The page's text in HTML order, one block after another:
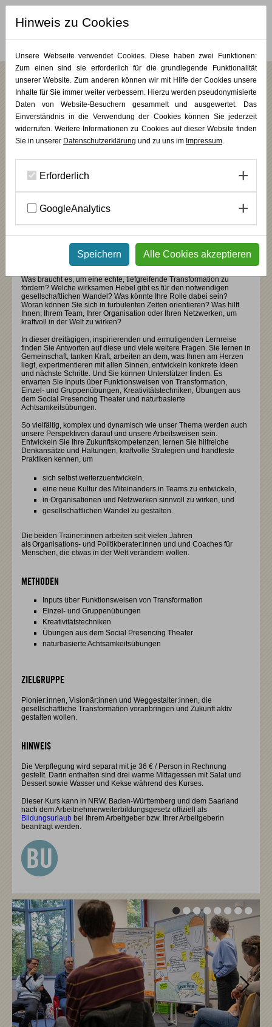
MERKLISTE (0)
Bildungsurlaub/Mehrtageskurse/Bildung & Begleitung/PLUS KUNST/
Coaching & Organisationsentwicklung
Zukunftspfade
INHALT
Dies ist eine Weiterbildung für alle, die sich für eine zukunftsfähige
sozial-ökologische Transformation engagieren oder dies gerne
möchten. Sei es in Ihrem persönlichen oder beruflichen Umfeld, in
in gemeinnützigen Organisationen. Nutzen Sie diese Gelegenheit,
um sich das notwendige Wissen und die Fähigkeiten anzueignen, die
Sie für eine erfolgreiche und nachhaltige Transformation benötigen.
Was braucht es, um eine echte, tiefgreifende Transformation zu
fördern? Welche wirksamen Hebel gibt es für den notwendigen
gesellschaftlichen Wandel? Was könnte Ihre Rolle dabei sein?
Woran können Sie sich in turbulenten Zeiten orientieren? Was hilft
Ihnen, Ihrem Team, Ihrer Organisation oder Ihren Netzwerken, um
kraftvoll in der Welt zu wirken?
In dieser dreitägigen, inspirierenden und ermutigenden Lernreise
finden Sie Antworten auf diese und viele weitere Fragen. Sie lernen in
Gemeinschaft, tanken Kraft, arbeiten an dem, was Ihnen am Herzen
liegt, experimentieren mit allen Sinnen, entwickeln konkrete Ideen
und nächste Schritte. Und Sie können Unterstützer finden. Es
erwarten Sie Inputs über Funktionsweisen von Transformation,
Einzel- und Gruppenübungen, Kreativitätstechniken, Übungen aus
dem Social Presencing Theater und naturbasierte
Achtsamkeitsübungen.
So vielfältig, komplex und dynamisch wie unser Thema werden auch
unsere Perspektiven darauf und unsere Arbeitsweisen sein.
Entwickeln Sie Ihre Zukunftskompetenzen, lernen Sie hilfreiche
Denkansätze und Haltungen, kraftvolle Strategien und handfeste
Praktiken kennen, um
sich selbst weiterzuentwickeln,
eine neue Kultur des Miteinanders in Teams zu entwickeln,
in Organisationen und Netzwerken sinnvoll zu wirken, und
gesellschaftlichen Wandel zu gestalten.
Die beiden Trainer:innen arbeiten seit vielen Jahren
als Organisations- und Politikberater:innen und und Coaches für
Menschen, die etwas in der Welt verändern wollen.
METHODEN
Inputs über Funktionsweisen von Transformation
Einzel- und Gruppenübungen
Kreativitätstechniken
Übungen aus dem Social Presencing Theater
naturbasierte Achtsamkeitsübungen
ZIELGRUPPE
Pionier:innen, Visionär:innen und Weggestalter:innen, die
gesellschaftliche Transformation voranbringen und Zukunft aktiv
gestalten wollen.
HINWEIS
Die Verpflegung wird separat mit je 36 € / Person in Rechnung
gestellt. Darin enthalten sind drei warme Mittagessen mit Salat und
Dessert sowie Wasser und Kekse während des Kurses.
Dieser Kurs kann in NRW, Baden-Württemberg und dem Saarland
nach dem Arbeitnehmerweiterbildungsgesetz offiziell als
Bildungsurlaub bei Ihrem Arbeitgeber bzw. Ihrer Arbeitgeberin
beantragt werden.
Hinweis zu Cookies
Unsere Webseite verwendet Cookies. Diese haben zwei Funktionen:
Zum einen sind sie erforderlich für die grundlegende Funktionalität
unserer Website. Zum anderen können wir mit Hilfe der Cookies unsere
Inhalte für Sie immer weiter verbessern. Hierzu werden pseudonymisierte
Daten von Website-Besuchern gesammelt und ausgewertet. Das
Einverständnis in die Verwendung der Cookies können Sie jederzeit
widerrufen. Weitere Informationen zu Cookies auf dieser Website finden
Sie in unserer Datenschutzerklärung und zu uns im Impressum.
Erforderlich
GoogleAnalytics
Speichern Alle Cookies akzeptieren